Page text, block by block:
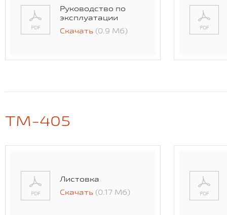
Руководство по
эксплуатации
Скачать (0.9 Мб)
TM-405
Листовка
Скачать (0.17 Мб)